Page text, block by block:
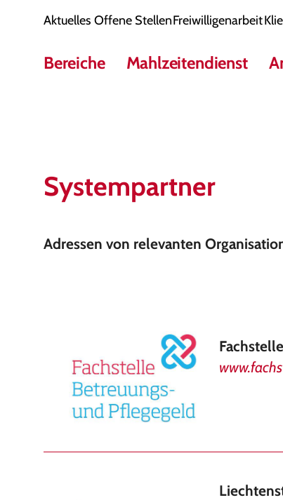
Aktuelles Offene StellenFreiwilligenarbeit
Bereiche Mahlzeitendienst
Systempartner
Adressen von relevanten